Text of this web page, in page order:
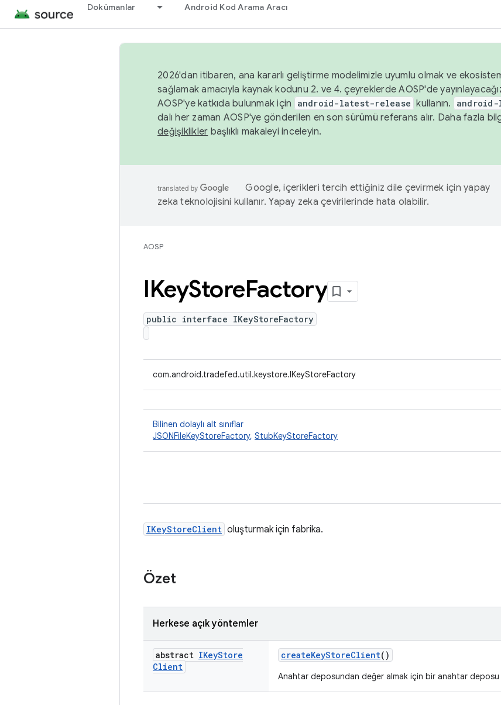
Dokümanlar Android Kod Arama Aracı
2026'dan itibaren, ana kararlı geliştirme modelimizle uyumlu olmak ve ekosistem
sağlamak amacıyla kaynak kodunu 2. ve 4. çeyreklerde AOSP'de
AOSP'ye katkıda bulunmak için
android-latest-release kullanın.
dalı her zaman AOSP'ye gönderilen en son sürümü referans alır. Daha fazla
değişiklikler başlıklı makaleyi inceleyin.
Google, içerikleri tercih ettiğiniz dile çevirmek için yapay
zeka teknolojisini kullanır. Yapay zeka çevirilerinde hata olabilir.
AOSP
IKeyStoreFactory
public interface IKeyStoreFactory
com.android.tradefed.util.keystore.IKeyStoreFactory
Bilinen dolaylı alt sınıflar
JSONFileKeyStoreFactory, StubKeyStoreFactory
IKeyStoreClient oluşturmak için fabrika.
Özet
Herkese açık yöntemler
abstract IKeyStore
Client
createKeyStoreClient()
Anahtar deposundan değer almak için bir anahtar